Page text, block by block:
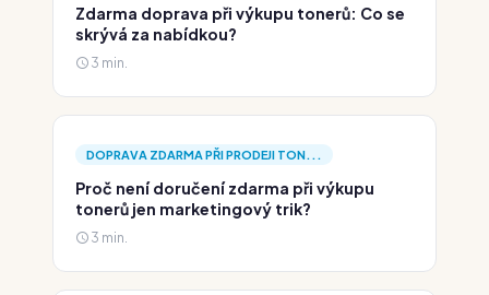
Zdarma doprava při výkupu tonerů: Co se
skrývá za nabídkou?
3 min.
DOPRAVA ZDARMA PŘI PRODEJI TON...
Proč není doručení zdarma při výkupu
tonerů jen marketingový trik?
3 min.